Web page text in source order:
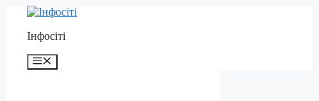
Перейти
контенту
Інфосіті
Меню